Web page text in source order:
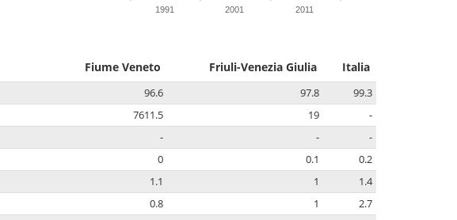
1991 2001 2011
Fiume Veneto Friuli-Venezia Giulia Italia
96.6 97.8
99.3
7611.5 19
-
- -
-
0 0.1
0.2
1.1 1
1.4
0.8 1
2.7